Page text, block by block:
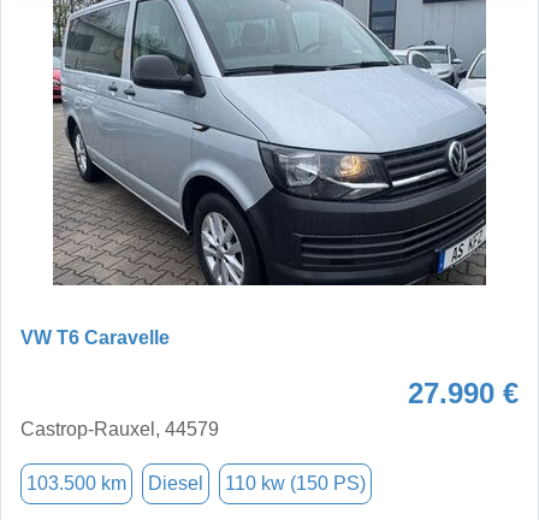
VW T6 Caravelle
27.990 €
Castrop-Rauxel, 44579
103.500 km Diesel 110 kw (150 PS)